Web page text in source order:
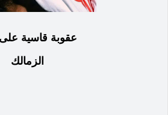
عقوبة قاسية
الزمالك